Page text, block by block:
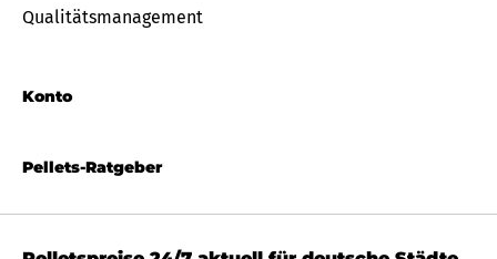
Pellets-Ratgeber
Qualitätsmanagement
Konto